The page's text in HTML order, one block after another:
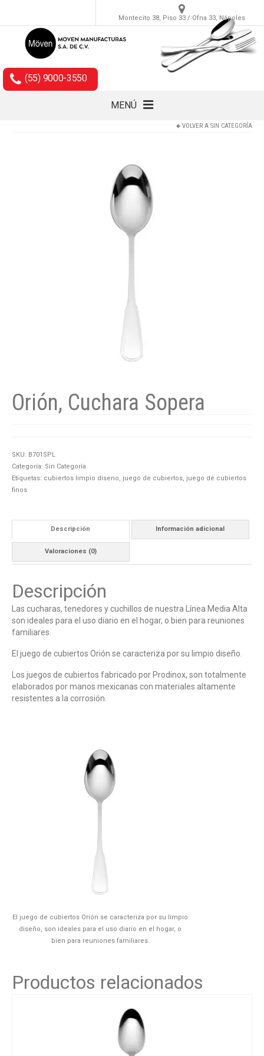
Montecito 38, Piso 33 / Ofna 33, Nápoles
(55) 9000-3550
MENÚ
VOLVER A SIN CATEGORÍA
Orión, Cuchara Sopera
SKU: B701SPL
Categoría: Sin Categoría
Etiquetas: cubiertos limpio diseno, juego de cubiertos, juego de cubiertos
finos
Descripción Información adicional
Valoraciones (0)
Descripción
Las cucharas, tenedores y cuchillos de nuestra Línea Media Alta
son ideales para el uso diario en el hogar, o bien para reuniones
familiares.
El juego de cubiertos Orión se caracteriza por su limpio diseño.
Los juegos de cubiertos fabricado por Prodinox, son totalmente
elaborados por manos mexicanas con materiales altamente
resistentes a la corrosión.
El juego de cubiertos Orión se caracteriza por su limpio
diseño, son ideales para el uso diario en el hogar, o
bien para reuniones familiares.
Productos relacionados